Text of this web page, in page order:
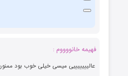
فهیمه خانووووم :
عالیییییییی میسی خیلی خوب بود